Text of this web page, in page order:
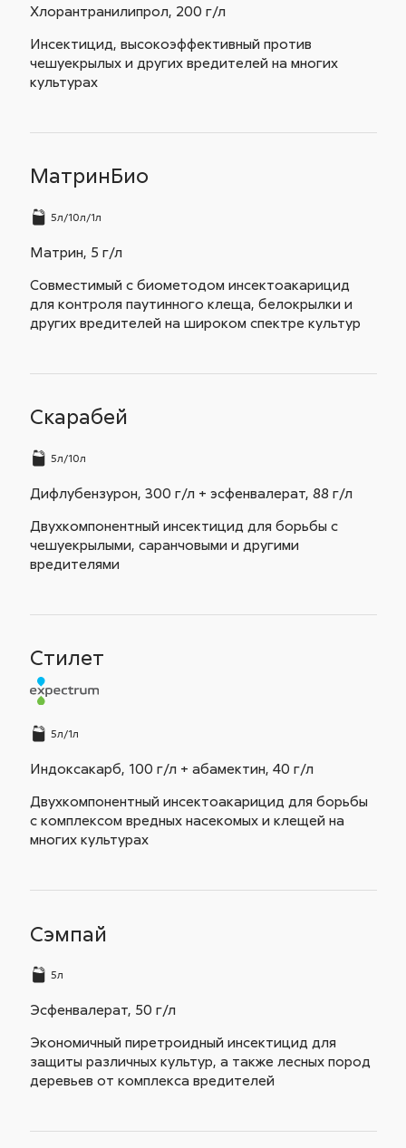
Хлорантранилипрол, 200 г/л
Инсектицид, высокоэффективный против
чешуекрылых и других вредителей на многих
культурах
МатринБио
5л/10л/1л
Матрин, 5 г/л
Совместимый с биометодом инсектоакарицид
для контроля паутинного клеща, белокрылки и
других вредителей на широком спектре культур
Скарабей
5л/10л
Дифлубензурон, 300 г/л + эсфенвалерат, 88 г/л
Двухкомпонентный инсектицид для борьбы с
чешуекрылыми, саранчовыми и другими
вредителями
Стилет
5л/1л
Индоксакарб, 100 г/л + абамектин, 40 г/л
Двухкомпонентный инсектоакарицид для борьбы
с комплексом вредных насекомых и клещей на
многих культурах
Сэмпай
5л
Эсфенвалерат, 50 г/л
Экономичный пиретроидный инсектицид для
защиты различных культур, а также лесных пород
деревьев от комплекса вредителей